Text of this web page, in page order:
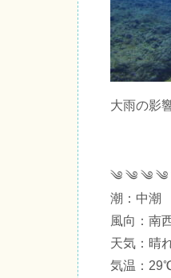
大雨の影
༄ ༄ ༄ ༄
潮：中潮
風向：南
天気：晴
気温：